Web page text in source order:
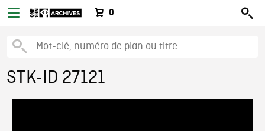
0
STK-ID 27121